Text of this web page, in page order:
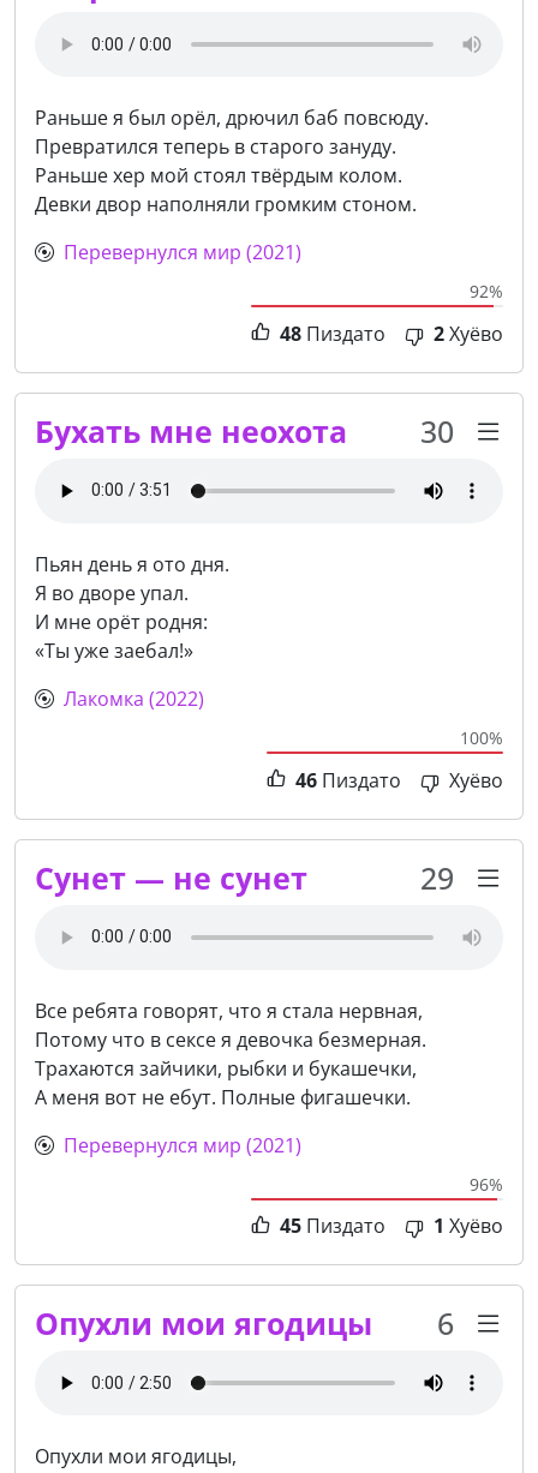
Раньше я был орёл, дрючил баб повсюду.
Превратился теперь в старого зануду.
Раньше хер мой стоял твёрдым колом.
Девки двор наполняли громким стоном.
Перевернулся мир (2021)
92%
48 Пиздато 2Хуёво
Бухать мне неохота 30
Пьян день я ото дня.
Я во дворе упал.
И мне орёт родня:
«Ты уже заебал!»
Лакомка (2022)
100%
46 Пиздато Хуёво
Сунет — не сунет 29
Все ребята говорят, что я стала нервная,
Потому что в сексе я девочка безмерная.
Трахаются зайчики, рыбки и букашечки,
А меня вот не ебут. Полные фигашечки.
Перевернулся мир (2021)
96%
45 Пиздато 1 Хуёво
Опухли мои ягодицы 6
Опухли мои ягодицы,